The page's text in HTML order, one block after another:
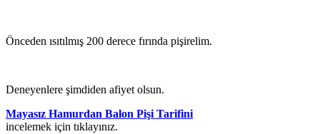
Önceden ısıtılmış 200 derece fırında pişirelim.
Deneyenlere şimdiden afiyet olsun.
Mayasız Hamurdan Balon Pişi Tarifini
incelemek için tıklayınız.